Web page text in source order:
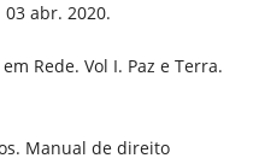
03 abr. 2020.
Rede. Vol I. Paz e Terra.
Manual de direito